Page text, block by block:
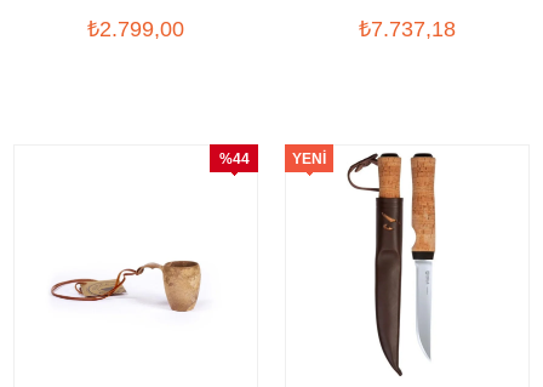
₺2.799,00 ₺7.737,18
%44
YENI